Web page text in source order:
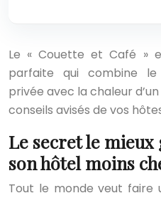
Le « Couette et Café »
parfaite qui combine
privée avec la chaleur
conseils avisés de vos
Le secret le
son hôtel moins
Tout le monde veut faire